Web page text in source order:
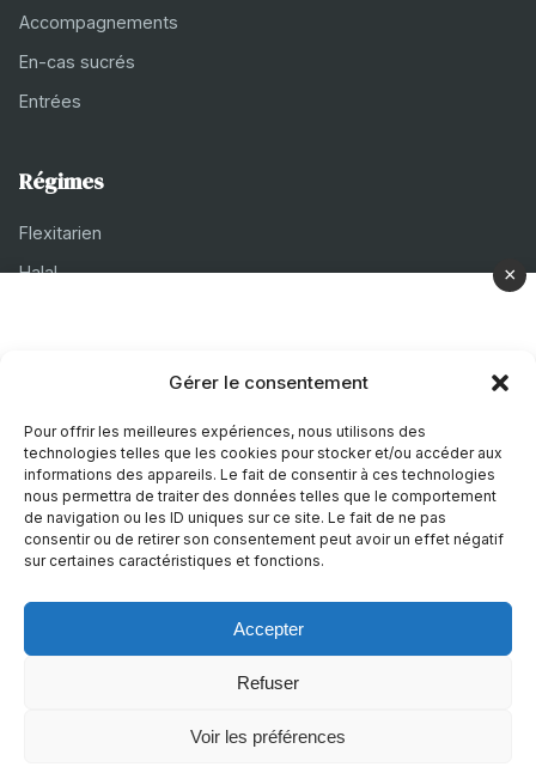
Gérer le consentement
Pour offrir les meilleures expériences, nous utilisons des
technologies telles que les cookies pour stocker et/ou accéder aux
informations des appareils. Le fait de consentir à ces technologies
nous permettra de traiter des données telles que le comportement
de navigation ou les ID uniques sur ce site. Le fait de ne pas
consentir ou de retirer son consentement peut avoir un effet négatif
sur certaines caractéristiques et fonctions.
Accepter
Refuser
Voir les préférences
Accompagnements
En-cas sucrés
Entrées
Régimes
Flexitarien
Halal
À propos
Mentions légales
Politique de confidentialité
Politique de cookies
×